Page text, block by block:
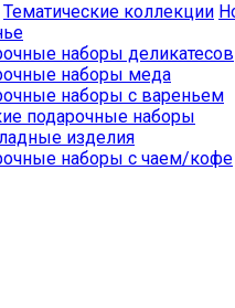
Тематические коллекции
наборы деликатесов
наборы меда
наборы с вареньем
подарочные наборы
изделия
наборы с чаем/кофе